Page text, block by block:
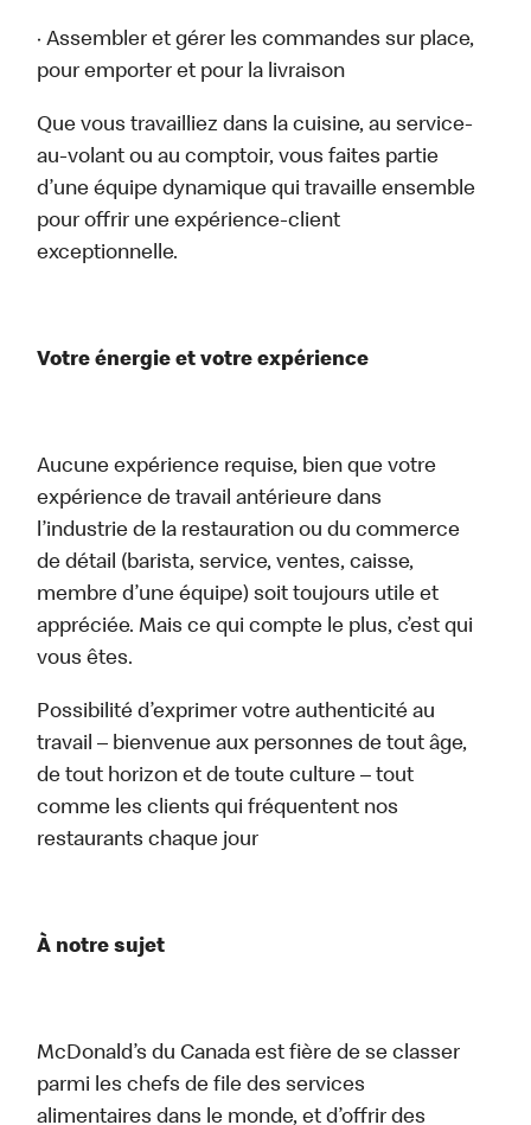
· Assembler et gérer les commandes sur place,
pour emporter et pour la livraison
Que vous travailliez dans la cuisine, au service-
au-volant ou au comptoir, vous faites partie
d’une équipe dynamique qui travaille ensemble
pour offrir une expérience-client
exceptionnelle.
Votre énergie et votre expérience
Aucune expérience requise, bien que votre
expérience de travail antérieure dans
l’industrie de la restauration ou du commerce
de détail (barista, service, ventes, caisse,
membre d’une équipe) soit toujours utile et
appréciée. Mais ce qui compte le plus, c’est qui
vous êtes.
Possibilité d’exprimer votre authenticité au
travail – bienvenue aux personnes de tout âge,
de tout horizon et de toute culture – tout
comme les clients qui fréquentent nos
restaurants chaque jour
À notre sujet
McDonald’s du Canada est fière de se classer
parmi les chefs de file des services
alimentaires dans le monde, et d’offrir des